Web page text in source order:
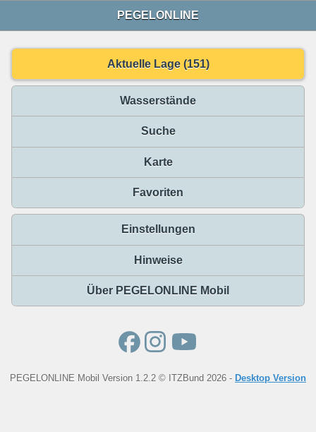
PEGELONLINE
Aktuelle Lage (151)
Wasserstände
Suche
Karte
Favoriten
Einstellungen
Hinweise
Über PEGELONLINE Mobil
PEGELONLINE Mobil Version 1.2.2 © ITZBund 2026 - Desktop Version